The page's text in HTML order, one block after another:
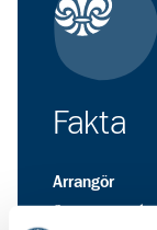
Fakta
Arrangör
Scouternas